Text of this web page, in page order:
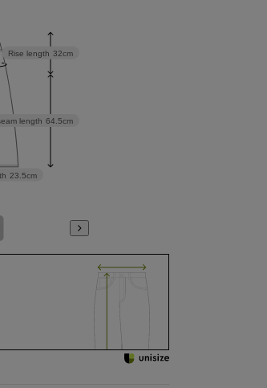
length 64.5cm
Rise length 32cm
23.5cm